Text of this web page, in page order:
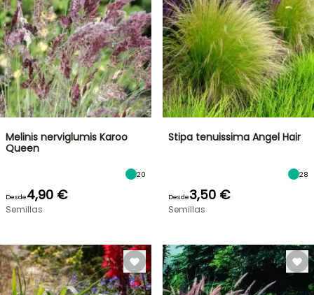
Melinis nerviglumis Karoo
Queen
20
Desde4,90 €
Semillas
Stipa tenuissima Angel Hair
28
Desde3,50 €
Semillas